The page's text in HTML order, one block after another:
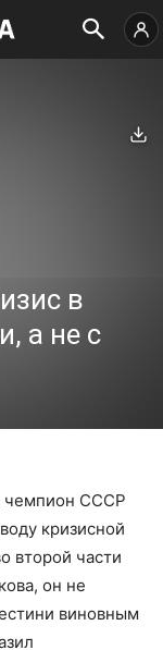
в
а не с
чемпион СССР
кризисной
второй части
он не
виновным